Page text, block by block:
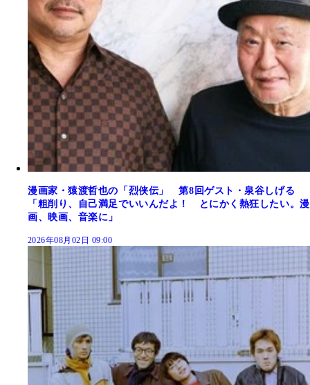
漫画家・猿渡哲也の「烈侠伝」 第8回ゲスト・泉谷しげる
「粗削り、自己満足でいいんだよ！ とにかく熱狂したい。漫
画、映画、音楽に」
2026年08月02日 09:00